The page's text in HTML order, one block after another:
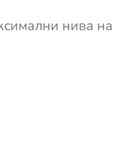
нива на